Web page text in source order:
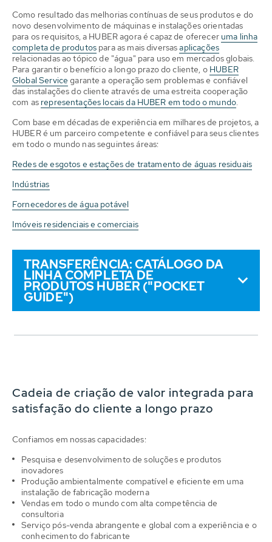
Como resultado das melhorias contínuas de seus produtos e do
novo desenvolvimento de máquinas e instalações orientadas
para os requisitos, a HUBER agora é capaz de oferecer uma linha
completa de produtos para as mais diversasaplicações
relacionadas ao tópico de "água" para uso em mercados globais.
Para garantir o benefício a longo prazo do cliente, o HUBER
Global Service garante a operação sem problemas e confiável
das instalações do cliente através de uma estreita cooperação
com as representações locais da HUBER em todo o mundo.
Com base em décadas de experiência em milhares de projetos, a
HUBER é um parceiro competente e confiável para seus clientes
em todo o mundo nas seguintes áreas:
Redes de esgotos e estações de tratamento de águas residuais
Indústrias
Fornecedores de água potável
Imóveis residenciais e comerciais
TRANSFERÊNCIA: CATÁLOGO DA
LINHA COMPLETA DE
PRODUTOS HUBER ("POCKET
GUIDE")
Cadeia de criação de valor integrada para
satisfação do cliente a longo prazo
Confiamos em nossas capacidades:
Pesquisa e desenvolvimento de soluções e produtos
inovadores
Produção ambientalmente compatível e eficiente em uma
instalação de fabricação moderna
Vendas em todo o mundo com alta competência de
consultoria
Serviço pós-venda abrangente e global com a experiência e o
conhecimento do fabricante